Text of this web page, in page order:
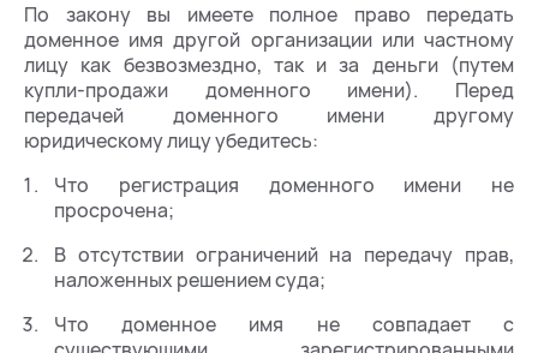
По закону вы имеете полное право передать
доменное имя другой организации или частному
лицу как безвозмездно, так и за деньги (путем
купли-продажи доменного имени). Перед
передачей доменного имени другому
юридическому лицу убедитесь:
Что регистрация доменного имени не
просрочена;
В отсутствии ограничений на передачу прав,
наложенных решением суда;
Что доменное имя не совпадает с